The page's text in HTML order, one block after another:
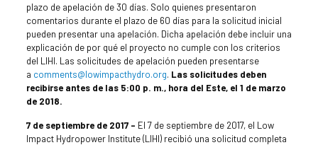
plazo de apelación de 30 días. Solo quienes presentaron
comentarios durante el plazo de 60 días para la solicitud inicial
pueden presentar una apelación. Dicha apelación debe incluir una
explicación de por qué el proyecto no cumple con los criterios
del LIHI. Las solicitudes de apelación pueden presentarse
a comments@lowimpacthydro.org. Las solicitudes deben
recibirse antes de las 5:00 p. m., hora del Este, el 1 de marzo
de 2018.
7 de septiembre de 2017 – El 7 de septiembre de 2017, el Low
Impact Hydropower Institute (LIHI) recibió una solicitud completa